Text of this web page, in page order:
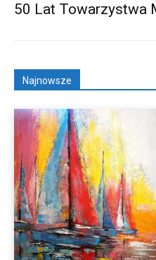
50 Lat Towarzystwa
Najnowsze